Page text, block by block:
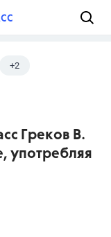
+2
Греков В.
употребляя